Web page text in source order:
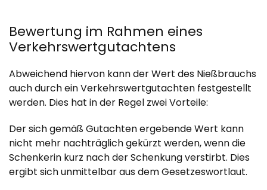
Bewertung im Rahmen eines
Verkehrswertgutachtens
Abweichend hiervon kann der Wert des Nießbrauchs
auch durch ein Verkehrswertgutachten festgestellt
werden. Dies hat in der Regel zwei Vorteile:
Der sich gemäß Gutachten ergebende Wert kann
nicht mehr nachträglich gekürzt werden, wenn die
Schenkerin kurz nach der Schenkung verstirbt. Dies
ergibt sich unmittelbar aus dem Gesetzeswortlaut.